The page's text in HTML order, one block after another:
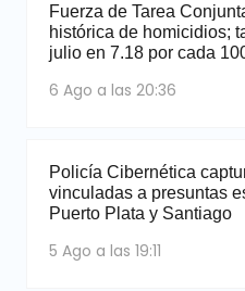
Fuerza de Tarea
histórica de homicidios;
julio en 7.18 por cada
6 Ago a las 20:36
Policía Cibernética
vinculadas a presuntas
Puerto Plata y Santiago
5 Ago a las 19:11